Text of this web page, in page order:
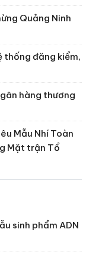
Quảng Ninh
thống đăng kiểm,
hàng thương
Mẫu Nhí Toàn
Mặt trận Tổ
sinh phẩm ADN